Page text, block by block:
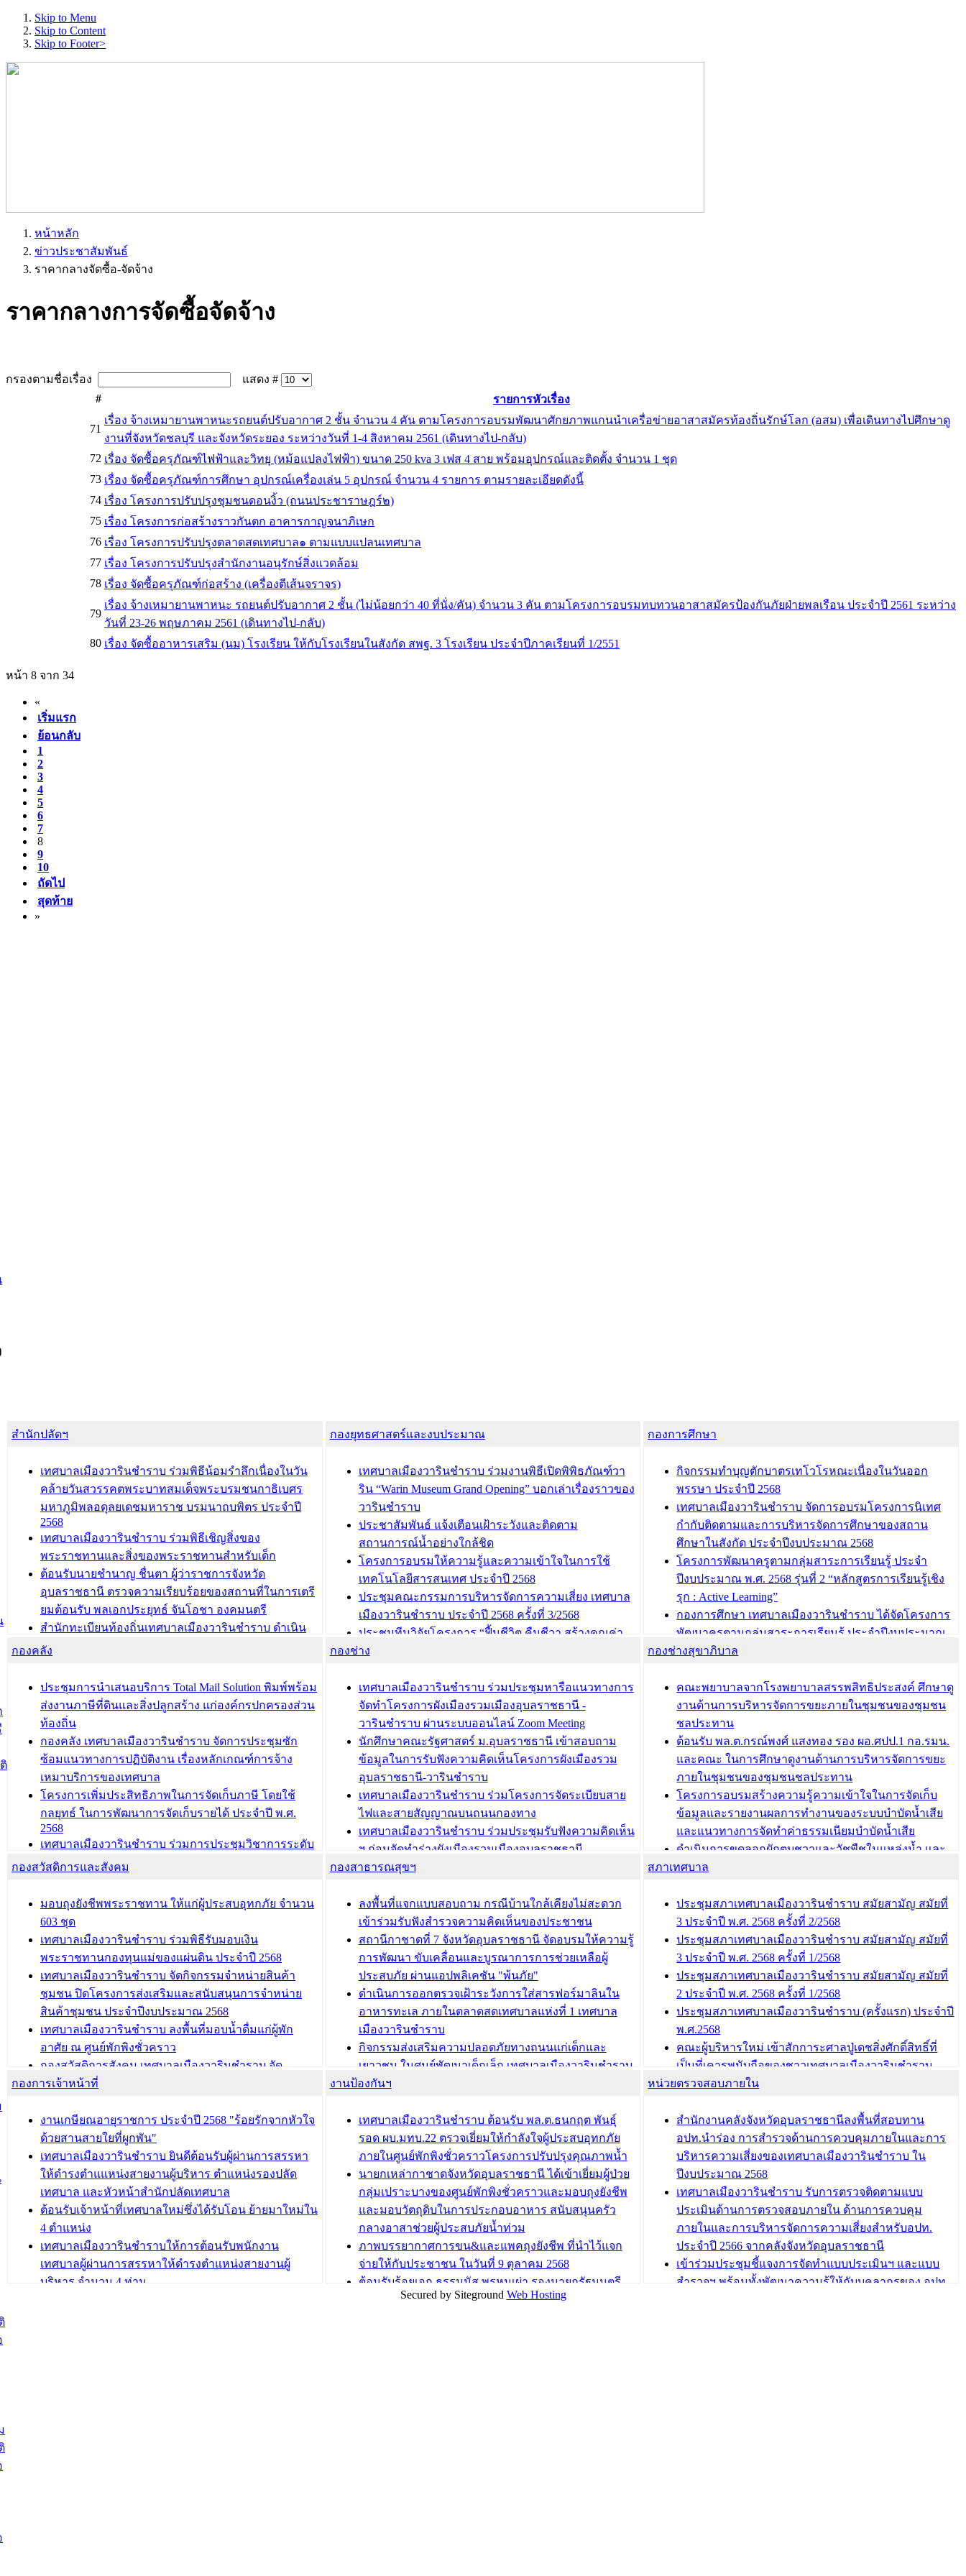
Skip to Menu
Skip to Content
Skip to Footer>
หน้าหลัก
ข่าวประชาสัมพันธ์
ราคากลางจัดซื้อ-จัดจ้าง
ราคากลางการจัดซื้อจัดจ้าง
กรองตามชื่อเรื่อง
แสดง #
#
รายการหัวเรื่อง
71
เรื่อง จ้างเหมายานพาหนะรถยนต์ปรับอากาศ 2 ชั้น จำนวน 4 คัน ตามโครงการอบรมพัฒนาศักยภาพแกนนำเครื่อข่ายอาสาสมัครท้องถิ่นรักษ์โลก (อสม) เพื่อเดินทางไปศึกษาดู
งานที่จังหวัดชลบุรี และจังหวัดระยอง ระหว่างวันที่ 1-4 สิงหาคม 2561 (เดินทางไป-กลับ)
72 เรื่อง จัดซื้อครุภัณฑ์ไฟฟ้าและวิทยุ (หม้อแปลงไฟฟ้า) ขนาด 250 kva 3 เฟส 4 สาย พร้อมอุปกรณ์และติดตั้ง จำนวน 1 ชุด
73 เรื่อง จัดซื้อครุภัณฑ์การศึกษา อุปกรณ์เครื่องเล่น 5 อุปกรณ์ จำนวน 4 รายการ ตามรายละเอียดดังนี้
74 เรื่อง โครงการปรับปรุงชุมชนดอนงิ้ว (ถนนประชาราษฎร์๒)
75 เรื่อง โครงการก่อสร้างราวกันตก อาคารกาญจนาภิเษก
76 เรื่อง โครงการปรับปรุงตลาดสดเทศบาล๑ ตามแบบแปลนเทศบาล
77 เรื่อง โครงการปรับปรุงสำนักงานอนุรักษ์สิ่งแวดล้อม
78 เรื่อง จัดซื้อครุภัณฑ์ก่อสร้าง (เครื่องตีเส้นจราจร)
79
เรื่อง จ้างเหมายานพาหนะ รถยนต์ปรับอากาศ 2 ชั้น (ไม่น้อยกว่า 40 ที่นั่ง/คัน) จำนวน 3 คัน ตามโครงการอบรมทบทวนอาสาสมัครป้องกันภัยฝ่ายพลเรือน ประจำปี 2561 ระหว่าง
วันที่ 23-26 พฤษภาคม 2561 (เดินทางไป-กลับ)
80 เรื่อง จัดซื้ออาหารเสริม (นม) โรงเรียน ให้กับโรงเรียนในสังกัด สพฐ. 3 โรงเรียน ประจำปีภาคเรียนที่ 1/2551
หน้า 8 จาก 34
«
เริ่มแรก
ย้อนกลับ
1
2
3
4
5
6
7
8
9
10
ถัดไป
สุดท้าย
»
สำนักปลัดฯ
เทศบาลเมืองวารินชำราบ ร่วมพิธีน้อมรำลึกเนื่องในวัน
คล้ายวันสวรรคตพระบาทสมเด็จพระบรมชนกาธิเบศร
มหาภูมิพลอดุลยเดชมหาราช บรมนาถบพิตร ประจำปี
2568
เทศบาลเมืองวารินชำราบ ร่วมพิธีเชิญสิ่งของ
พระราชทานและสิ่งของพระราชทานสำหรับเด็ก
ต้อนรับนายชำนาญ ชื่นตา ผู้ว่าราชการจังหวัด
อุบลราชธานี ตรวจความเรียบร้อยของสถานที่ในการเตรี
ยมต้อนรับ พลเอกประยุทธ์ จันโอชา องคมนตรี
สำนักทะเบียนท้องถิ่นเทศบาลเมืองวารินชำราบ ดำเนิน
การมอบทะเบียนบ้าน ทร.14 และบัตรประจำตัวประชาชน
บ้าน (ท.ร.14) กรณีคนไม่มีสัญชาติไทยได้รับอนุญาตให้มี
ถิ่นที่อยู่
ประชุมคณะกรรมการประเมินผลการควบคุมภายในของ
สำนัก/กอง/โรงเรียน/ศูนย์พัฒนาเด็กเล็ก/สถานธนานุบาล
บทความ อื่นๆ ...
กองยุทธศาสตร์และงบประมาณ
เทศบาลเมืองวารินชำราบ ร่วมงานพิธีเปิดพิพิธภัณฑ์วา
ริน “Warin Museum Grand Opening” บอกเล่าเรื่องราวของ
วารินชำราบ
ประชาสัมพันธ์ แจ้งเตือนเฝ้าระวังและติดตาม
สถานการณ์น้ำอย่างใกล้ชิด
โครงการอบรมให้ความรู้และความเข้าใจในการใช้
เทคโนโลยีสารสนเทศ ประจำปี 2568
ประชุมคณะกรรมการบริหารจัดการความเสี่ยง เทศบาล
เมืองวารินชำราบ ประจำปี 2568 ครั้งที่ 3/2568
ประชุมทีมวิจัยโครงการ “ฟื้นชีวิต คืนชีวา สร้างคุณค่า
เมืองวาริน” เพื่อร่วมขับเคลื่อนเมืองวารินชำราบให้เป็น
บทความ อื่นๆ ...
กองการศึกษา
กิจกรรมทำบุญตักบาตรเทโวโรหณะเนื่องในวันออก
พรรษา ประจำปี 2568
เทศบาลเมืองวารินชำราบ จัดการอบรมโครงการนิเทศ
กำกับติดตามและการบริหารจัดการศึกษาของสถาน
ศึกษาในสังกัด ประจำปีงบประมาณ 2568
โครงการพัฒนาครูตามกลุ่มสาระการเรียนรู้ ประจำ
ปีงบประมาณ พ.ศ. 2568 รุ่นที่ 2 “หลักสูตรการเรียนรู้เชิง
รุก : Active Learning”
กองการศึกษา เทศบาลเมืองวารินชำราบ ได้จัดโครงการ
พัฒนาครูตามกลุ่มสาระการเรียนรู้ ประจำปีงบประมาณ
พ.ศ. 2568
รางวัลผู้อำนวยการสำนัก/กองการศึกษาดีเด่น ในงาน
แข่งขันทักษะทางวิชาการและงานมหกรรมการจัดการ
ศึกษาท้องถิ่น ระดับประเทศครั้งที่ 14 ประจำปี 2568
บทความ อื่นๆ ...
กองคลัง
ประชุมการนำเสนอบริการ Total Mail Solution พิมพ์พร้อม
ส่งงานภาษีที่ดินและสิ่งปลูกสร้าง แก่องค์กรปกครองส่วน
ท้องถิ่น
กองคลัง เทศบาลเมืองวารินชำราบ จัดการประชุมซัก
ซ้อมแนวทางการปฏิบัติงาน เรื่องหลักเกณฑ์การจ้าง
เหมาบริการของเทศบาล
โครงการเพิ่มประสิทธิภาพในการจัดเก็บภาษี โดยใช้
กลยุทธ์ ในการพัฒนาการจัดเก็บรายได้ ประจำปี พ.ศ.
2568
เทศบาลเมืองวารินชำราบ ร่วมการประชุมวิชาการระดับ
นานาชาติและนิทรรศการด้านนวัตกรรมท้องถิ่น 2568
ทะเบียนภาษีป้าย
ประชุมผู้เช่าอาคารพาณิชย์ บริเวณถนนเกษมสุขและ
ถนนประทุมเทพภักดี
บทความ อื่นๆ ...
กองช่าง
เทศบาลเมืองวารินชำราบ ร่วมประชุมหารือแนวทางการ
จัดทำโครงการผังเมืองรวมเมืองอุบลราชธานี -
วารินชำราบ ผ่านระบบออนไลน์ Zoom Meeting
นักศึกษาคณะรัฐศาสตร์ ม.อุบลราชธานี เข้าสอบถาม
ข้อมูลในการรับฟังความคิดเห็นโครงการผังเมืองรวม
อุบลราชธานี-วารินชำราบ
เทศบาลเมืองวารินชำราบ ร่วมโครงการจัดระเบียบสาย
ไฟและสายสัญญาณบนถนนกองทาง
เทศบาลเมืองวารินชำราบ ร่วมประชุมรับฟังความคิดเห็น
ฯ ก่อนจัดทำร่างผังเมืองรวมเมืองอุบลราชธานี -
วารินชำราบ ครั้งที่ 3
การขออนุญาตเข้าทำประโยชน์ในพื้นที่ป่าไม้
บทความ อื่นๆ ...
กองช่างสุขาภิบาล
คณะพยาบาลจากโรงพยาบาลสรรพสิทธิประสงค์ ศึกษาดู
งานด้านการบริหารจัดการขยะภายในชุมชนของชุมชน
ชลประทาน
ต้อนรับ พล.ต.กรณ์พงศ์ แสงทอง รอง ผอ.ศปป.1 กอ.รมน.
และคณะ ในการศึกษาดูงานด้านการบริหารจัดการขยะ
ภายในชุมชนของชุมชนชลประทาน
โครงการอบรมสร้างความรู้ความเข้าใจในการจัดเก็บ
ข้อมูลและรายงานผลการทำงานของระบบบำบัดน้ำเสีย
และแนวทางการจัดทำค่าธรรมเนียมบำบัดน้ำเสีย
ดำเนินการขุดลอกผักตบชวาและวัชพืชในแหล่งน้ำ และ
พัฒนาฟื้นฟูและแก้ไขปัญหาแหล่งน้ำสาธารณะภายใน
ดำเนินการขุดลอกผักตบชวาและวัชพืชในแหล่งน้ำ และ
พัฒนาฟื้นฟูและแก้ไขปัญหาแหล่งน้ำสาธารณะภายชุม
ชนท่าบ้งมั่ง
บทความ อื่นๆ ...
กองสวัสดิการและสังคม
มอบถุงยังชีพพระราชทาน ให้แก่ผู้ประสบอุทกภัย จำนวน
603 ชุด
เทศบาลเมืองวารินชำราบ ร่วมพิธีรับมอบเงิน
พระราชทานกองทุนแม่ของแผ่นดิน ประจำปี 2568
เทศบาลเมืองวารินชำราบ จัดกิจกรรมจำหน่ายสินค้า
ชุมชน ปิดโครงการส่งเสริมและสนับสนุนการจำหน่าย
สินค้าชุมชน ประจำปีงบประมาณ 2568
เทศบาลเมืองวารินชำราบ ลงพื้นที่มอบน้ำดื่มแก่ผู้พัก
อาศัย ณ ศูนย์พักพิงชั่วคราว
กองสวัสดิการสังคม เทศบาลเมืองวารินชำราบ จัด
โครงการอบรมอาชีพระยะสั้น ประจำปี 2568 (หลักสูตร
บทความ อื่นๆ ...
กองสาธารณสุขฯ
ลงพื้นที่แจกแบบสอบถาม กรณีบ้านใกล้เคียงไม่สะดวก
เข้าร่วมรับฟังสำรวจความคิดเห็นของประชาชน
สถานีกาชาดที่ 7 จังหวัดอุบลราชธานี จัดอบรมให้ความรู้
การพัฒนา ขับเคลื่อนและบูรณาการการช่วยเหลือผู้
ประสบภัย ผ่านแอปพลิเคชัน "พ้นภัย"
ดำเนินการออกตรวจเฝ้าระวังการใส่สารฟอร์มาลินใน
อาหารทะเล ภายในตลาดสดเทศบาลแห่งที่ 1 เทศบาล
เมืองวารินชำราบ
กิจกรรมส่งเสริมความปลอดภัยทางถนนแก่เด็กและ
เยาวชน ในศูนย์พัฒนาเด็กเล็ก เทศบาลเมืองวารินชำราบ
เทศบาลเมืองวารินชำราบ ร่วมประชุมปรึกษาหารือการ
สภาเทศบาล
ประชุมสภาเทศบาลเมืองวารินชำราบ สมัยสามัญ สมัยที่
3 ประจำปี พ.ศ. 2568 ครั้งที่ 2/2568
ประชุมสภาเทศบาลเมืองวารินชำราบ สมัยสามัญ สมัยที่
3 ประจำปี พ.ศ. 2568 ครั้งที่ 1/2568
ประชุมสภาเทศบาลเมืองวารินชำราบ สมัยสามัญ สมัยที่
2 ประจำปี พ.ศ. 2568 ครั้งที่ 1/2568
ประชุมสภาเทศบาลเมืองวารินชำราบ (ครั้งแรก) ประจำปี
พ.ศ.2568
คณะผู้บริหารใหม่ เข้าสักการะศาลปู่เดชสิ่งศักดิ์สิทธิ์ที่
เป็นที่เคารพนับถือของชาวเทศบาลเมืองวารินชำราบ
กองการเจ้าหน้าที่
งานเกษียณอายุราชการ ประจำปี 2568 "ร้อยรักจากหัวใจ
ด้วยสานสายใยที่ผูกพัน"
เทศบาลเมืองวารินชำราบ ยินดีต้อนรับผู้ผ่านการสรรหา
ให้ดำรงตำแแหน่งสายงานผู้บริหาร ตำแหน่งรองปลัด
เทศบาล และหัวหน้าสำนักปลัดเทศบาล
ต้อนรับเจ้าหน้าที่เทศบาลใหม่ซึ่งได้รับโอน ย้ายมาใหม่ใน
4 ตำแหน่ง
เทศบาลเมืองวารินชำราบให้การต้อนรับพนักงาน
เทศบาลผู้ผ่านการสรรหาให้ดำรงตำแหน่งสายงานผู้
บริหาร จำนวน 4 ท่าน
งานป้องกันฯ
เทศบาลเมืองวารินชำราบ ต้อนรับ พล.ต.ธนกฤต พันธุ์
รอด ผบ.มทบ.22 ตรวจเยี่ยมให้กำลังใจผู้ประสบอุทกภัย
ภายในศูนย์พักพิงชั่วคราวโครงการปรับปรุงคุณภาพน้ำ
นายกเหล่ากาชาดจังหวัดอุบลราชธานี ได้เข้าเยี่ยมผู้ป่วย
กลุ่มเปราะบางของศูนย์พักพิงชั่วคราวและมอบถุงยังชีพ
และมอบวัตถุดิบในการประกอบอาหาร สนับสนุนครัว
กลางอาสาช่วยผู้ประสบภัยน้ำท่วม
ภาพบรรยากาศการขน&และแพคถุงยังชีพ ที่นำไว้แจก
จ่ายให้กับประชาชน ในวันที่ 9 ตุลาคม 2568
ต้อนรับร้อยเอก ธรรมนัส พรหมเผ่า รองนายกรัฐมนตรี
และรัฐมนตรีว่าการกระทรวงเกษตรและสหกรณ์ ลงพื้นที่
หน่วยตรวจสอบภายใน
สำนักงานคลังจังหวัดอุบลราชธานีลงพื้นที่สอบทาน
อปท.นำร่อง การสำรวจด้านการควบคุมภายในและการ
บริหารความเสี่ยงของเทศบาลเมืองวารินชำราบ ใน
ปีงบประมาณ 2568
เทศบาลเมืองวารินชำราบ รับการตรวจติดตามแบบ
ประเมินด้านการตรวจสอบภายใน ด้านการควบคุม
ภายในและการบริหารจัดการความเสี่ยงสำหรับอปท.
ประจำปี 2566 จากคลังจังหวัดอุบลราชธานี
เข้าร่วมประชุมชี้แจงการจัดทำแบบประเมินฯ และแบบ
สำรวจฯ พร้อมทั้งพัฒนาความรู้ให้กับบุคลากรของ อปท.
Secured by Siteground Web Hosting